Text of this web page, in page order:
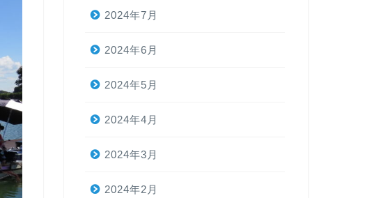
2024年7月
2024年6月
2024年5月
2024年4月
2024年3月
2024年2月